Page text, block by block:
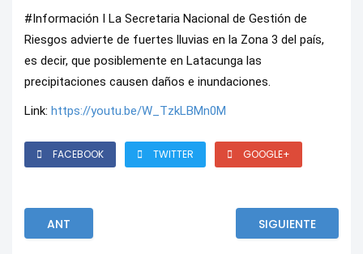
#Información I La Secretaria Nacional de Gestión de
Riesgos advierte de fuertes lluvias en la Zona 3 del país,
es decir, que posiblemente en Latacunga las
precipitaciones causen daños e inundaciones.
Link: https://youtu.be/W_TzkLBMn0M
FACEBOOK TWITTER GOOGLE+
ANT SIGUIENTE